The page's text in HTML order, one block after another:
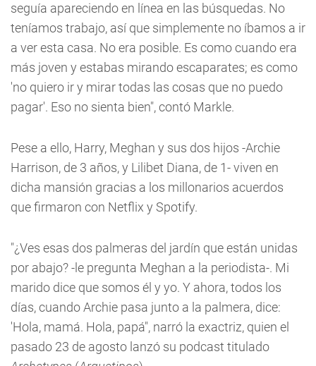
seguía apareciendo en línea en las búsquedas. No
teníamos trabajo, así que simplemente no íbamos a ir
a ver esta casa. No era posible. Es como cuando era
más joven y estabas mirando escaparates; es como
'no quiero ir y mirar todas las cosas que no puedo
pagar'. Eso no sienta bien", contó Markle.
Pese a ello, Harry, Meghan y sus dos hijos -Archie
Harrison, de 3 años, y Lilibet Diana, de 1- viven en
dicha mansión gracias a los millonarios acuerdos
que firmaron con Netflix y Spotify.
"¿Ves esas dos palmeras del jardín que están unidas
por abajo? -le pregunta Meghan a la periodista-. Mi
marido dice que somos él y yo. Y ahora, todos los
días, cuando Archie pasa junto a la palmera, dice:
'Hola, mamá. Hola, papá", narró la exactriz, quien el
pasado 23 de agosto lanzó su podcast titulado